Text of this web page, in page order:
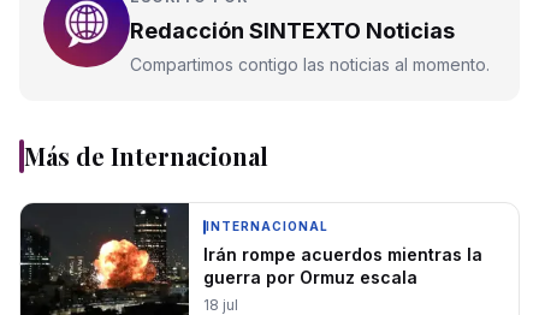
Redacción SINTEXTO Noticias
Compartimos contigo las noticias al momento.
Más de Internacional
INTERNACIONAL
Irán rompe acuerdos mientras la
guerra por Ormuz escala
18 jul